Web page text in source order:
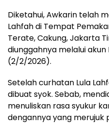
Diketahui, Awkarin telah
Lahfah di Tempat
Terate, Cakung, Jakarta
diunggahnya melalui
(2/2/2026).
Setelah curhatan Lula
dibuat syok. Sebab,
menuliskan rasa syukur
dengannya yang merujuk